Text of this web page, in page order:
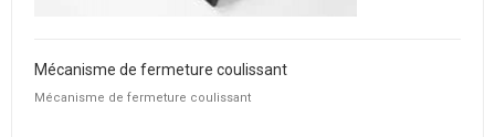
Mécanisme de fermeture coulissant
Mécanisme de fermeture coulissant